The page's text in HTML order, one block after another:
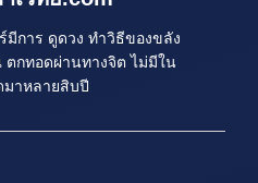
มีการ ดูดวง ทำวิธีของขลัง
กทอดผ่านทางจิต ไม่มีใน
มาหลายสิบปี